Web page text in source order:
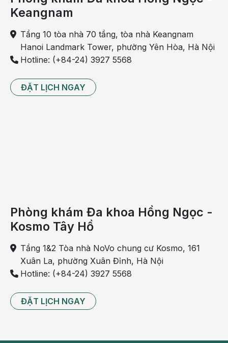
Mộtbí quyết kích sữa thành côngchính là yếu tố
tâm lý. Không thiếu các trường hợp sản phụ sau sinh
có tâm trạng lo lắng, căng thẳng, nghiêm trọng hơn
là mắc chứng trầm cảm sau sinh dẫn đếntình trạng
mất sữa , sữa không về, ít sữa.
đến lượng sữa cho con. Vì vậy, bên cạnh việc ăn
uống đủ chất, nghỉ ngơi điều độ thì giữu tinh thần lạc
Keangnam
Tầng 10 tòa nhà 70 tầng, tòa nhà Keangnam
Hanoi Landmark Tower, phường Yên Hòa, Hà Nội
Hotline: (+84-24) 3927 5568
ĐẶT LỊCH NGAY
Phòng khám Đa khoa Hồng Ngọc -
Kosmo Tây Hồ
Tầng 1&2 Tòa nhà NoVo chung cư Kosmo, 161
Xuân La, phường Xuân Đỉnh, Hà Nội
Hotline: (+84-24) 3927 5568
ĐẶT LỊCH NGAY